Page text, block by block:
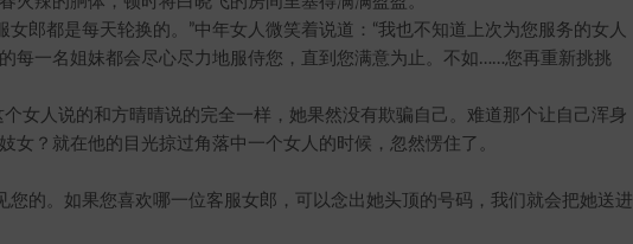
郎都是每天轮换的。”中年女人微笑着说道：“我也不知道上次为您服务的女人
每一名姐妹都会尽心尽力地服侍您，直到您满意为止。不如……您再重新挑挑
人说的和方晴晴说的完全一样，她果然没有欺骗自己。难道那个让自己浑身
女？就在他的目光掠过角落中一个女人的时候，忽然愣住了。
的。如果您喜欢哪一位客服女郎，可以念出她头顶的号码，我们就会把她送进